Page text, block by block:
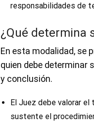
responsabilidades de
¿Qué determina
En esta modalidad, se
quien debe determinar
y conclusión.
El Juez debe valorar
sustente el